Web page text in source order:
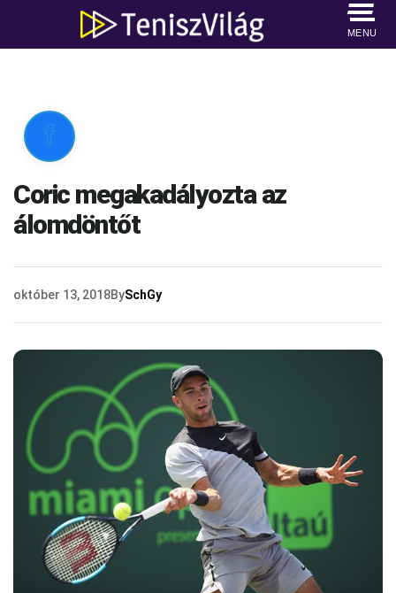
MENU

Coric megakadályozta az
álomdöntőt
október 13, 2018BySchGy